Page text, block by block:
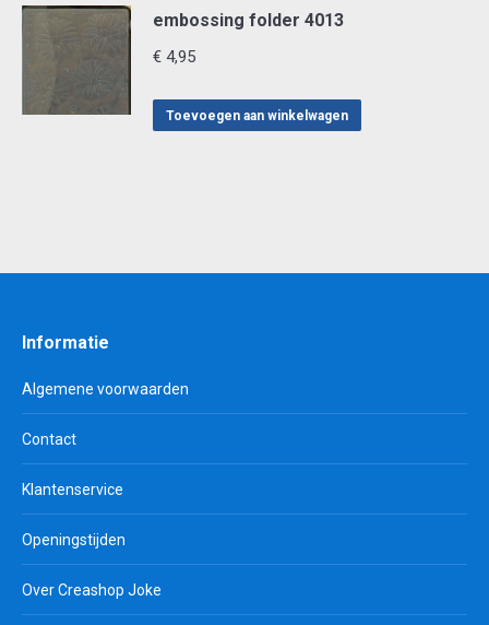
embossing folder 4013
€ 4,95
Toevoegen aan winkelwagen
Informatie
Algemene voorwaarden
Contact
Klantenservice
Openingstijden
Over Creashop Joke